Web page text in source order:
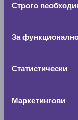
наСтрого
За
Статистически
Маркетингови